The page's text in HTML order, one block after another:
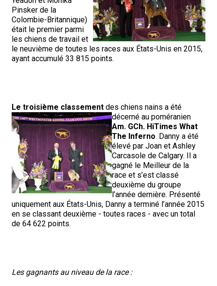
Berger anglais
Berger polonais de plaine
Berger portugais
Schapendoes néerlandais
Berger Shetland
Chien d’eau espagnol
Corgi gallois (Cardigan)
Pumi
Chien Ibizan
Lévrier irlandais
Norrbottenspets
Lundehund norvégien
Otterhound
Petit basset griffon vendéen
Rhodesian ridgeback
Shikoku
Terrier tibétain
Xoloitzcuintli (moyen)
Xoloïtzcuintli (standard)
Setter irlandais
Épagneul cocker américain
Épagneul d’eau américain
Épagneul breton
Épagneul Clumber
Épagneul cocker anglais
Épagneul des champs
Épagneul d’eau irlandais
Terrier de Norwich
Terrier du révérend Russell
Terrier chasseur de rat
Schnauzer (nain)
Terrier écossais
Terrier Sealyham
Terrier wheaten à poil doux
Terrier gallois
Caniche (nain)
Carlin
Petit chien russe
Fox terrier miniature
Terrier de Manchester nain
Xoloitzcuintli (nain)
Grand bouvier suisse
Chien du Groenland
Hovawart
Komondor
Kuvasz
Leonberger
Mâtin napolitain
Chien d’eau portugais
Top Dogs
Pinsker de la
Colombie-Britannique)
était le premier parmi
les chiens de travail et
le neuvième de toutes les races aux États-Unis en 2015,
ayant accumulé 33 815 points.
Le troisième classementdes chiens nains a été
décerné aupoméranien
Am. GCh. HiTimes What
The Inferno. Danny a été
élevé par Joan et Ashley
Carcasole de Calgary. Il a
gagné le Meilleur de la
race et s’est classé
deuxième du groupe
l’année dernière. Présenté
uniquement aux États-Unis, Danny a terminé l’année 2015
en se classant deuxième - toutes races - avec un total
de 64 622 points.
Les gagnants au niveau de la race :